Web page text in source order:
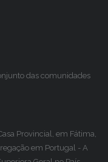
das comunidades
Provincial, em Fátima,
em Portugal - A